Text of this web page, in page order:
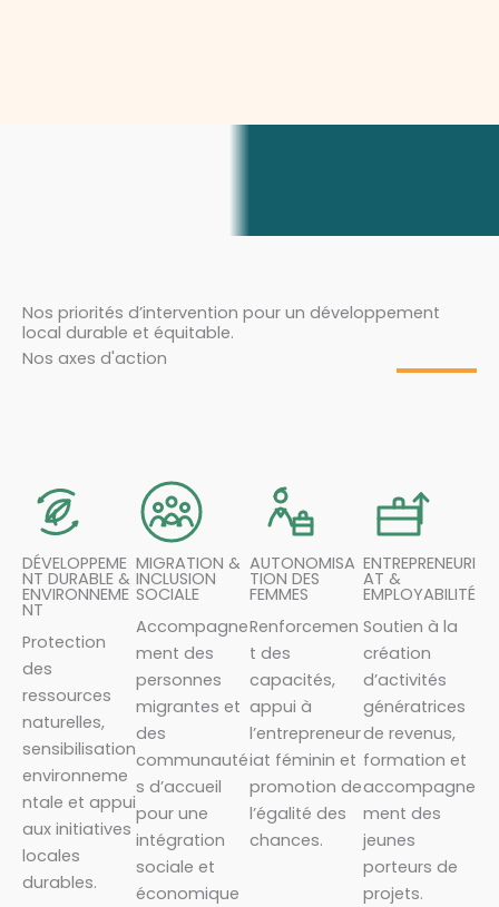
Nos priorités d’intervention pour un développement
local durable et équitable.
Nos axes d'action
DÉVELOPPEME
NT DURABLE &
ENVIRONNEME
NT
Protection
des
ressources
naturelles,
sensibilisation
environneme
ntale et appui
aux initiatives
locales
durables.
MIGRATION &
INCLUSION
SOCIALE
Accompagne
ment des
personnes
migrantes et
des
communauté
s d’accueil
pour une
intégration
sociale et
économique
AUTONOMISA
TION DES
FEMMES
Renforcemen
t des
capacités,
appui à
l’entrepreneur
iat féminin et
promotion de
l’égalité des
chances.
ENTREPRENEURI
AT &
EMPLOYABILITÉ
Soutien à la
création
d’activités
génératrices
de revenus,
formation et
accompagne
ment des
jeunes
porteurs de
projets.